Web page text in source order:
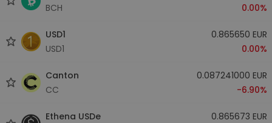
BCH
0.00%
USD1
USD1
0.865650 EUR
0.00%
Canton
CC
0.087241000 EUR
-6.90%
Ethena USDe
0.865673 EUR